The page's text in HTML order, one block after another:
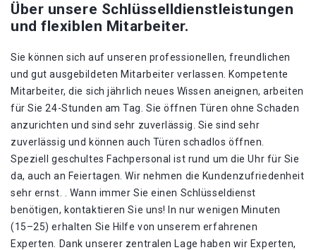
Über unsere Schlüsselldienstleistungen
und flexiblen Mitarbeiter.
Sie können sich auf unseren professionellen, freundlichen
und gut ausgebildeten Mitarbeiter verlassen. Kompetente
Mitarbeiter, die sich jährlich neues Wissen aneignen, arbeiten
für Sie 24-Stunden am Tag. Sie öffnen Türen ohne Schaden
anzurichten und sind sehr zuverlässig. Sie sind sehr
zuverlässig und können auch Türen schadlos öffnen.
Speziell geschultes Fachpersonal ist rund um die Uhr für Sie
da, auch an Feiertagen. Wir nehmen die Kundenzufriedenheit
sehr ernst. . Wann immer Sie einen Schlüsseldienst
benötigen, kontaktieren Sie uns! In nur wenigen Minuten
(15–25) erhalten Sie Hilfe von unserem erfahrenen
Experten. Dank unserer zentralen Lage haben wir Experten,